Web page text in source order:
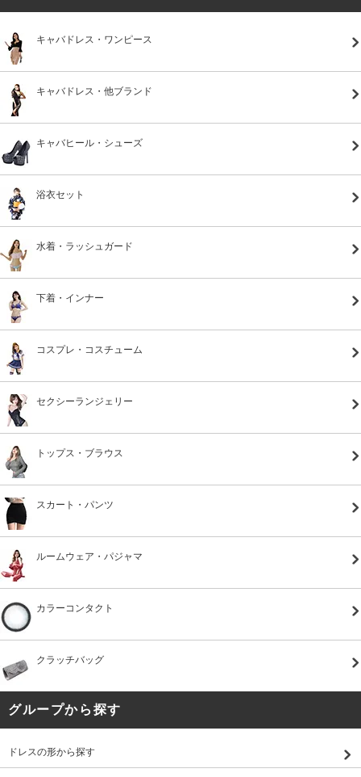
キャバドレス・ワンピース
キャバドレス・他ブランド
キャバヒール・シューズ
浴衣セット
水着・ラッシュガード
下着・インナー
コスプレ・コスチューム
セクシーランジェリー
トップス・ブラウス
スカート・パンツ
ルームウェア・パジャマ
カラーコンタクト
クラッチバッグ
グループから探す
ドレスの形から探す